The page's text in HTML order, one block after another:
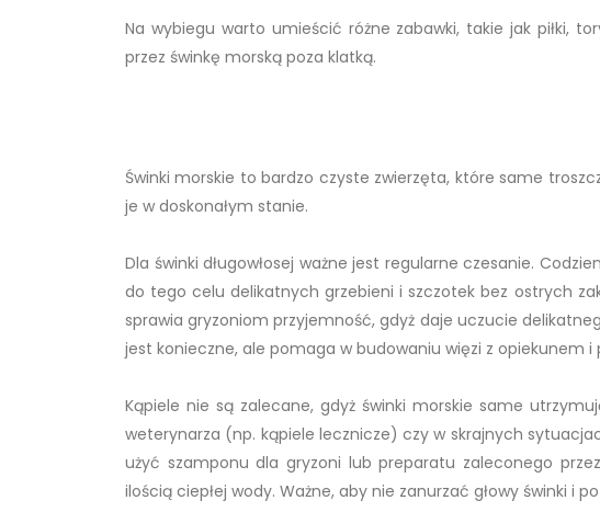
Na wybiegu warto umieścić różne zabawki, takie jak piłki,
przez świnkę morską poza klatką.
Świnki morskie to bardzo czyste zwierzęta, które same
je w doskonałym stanie.
Dla świnki długowłosej ważne jest regularne czesanie.
do tego celu delikatnych grzebieni i szczotek bez ostrych
sprawia gryzoniom przyjemność, gdyż daje uczucie
jest konieczne, ale pomaga w budowaniu więzi z opiekunem i
Kąpiele nie są zalecane, gdyż świnki morskie same
weterynarza (np. kąpiele lecznicze) czy w skrajnych
użyć szamponu dla gryzoni lub preparatu zaleconego
ilością ciepłej wody. Ważne, aby nie zanurzać głowy świnki i